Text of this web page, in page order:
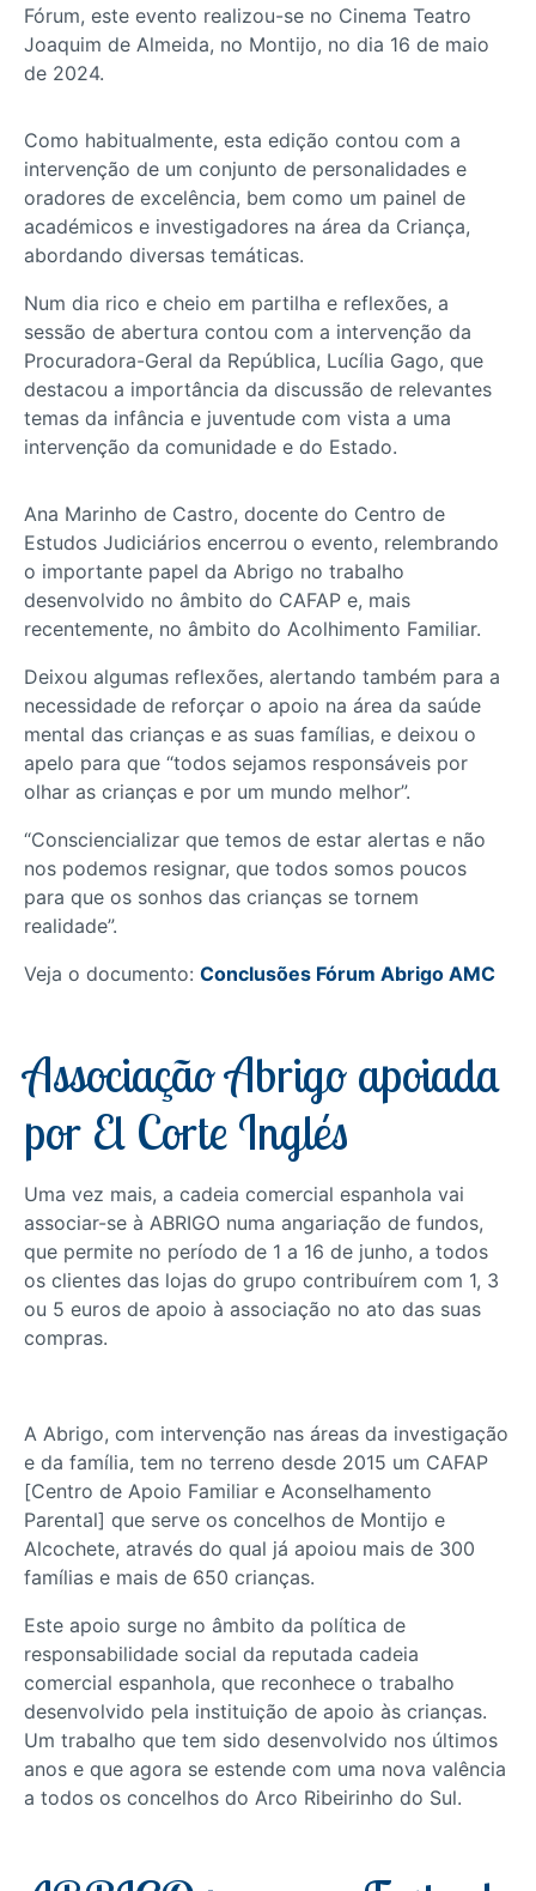
Fórum, este evento realizou-se no Cinema Teatro
Joaquim de Almeida, no Montijo, no dia 16 de maio
de 2024.
Como habitualmente, esta edição contou com a
intervenção de um conjunto de personalidades e
oradores de excelência, bem como um painel de
académicos e investigadores na área da Criança,
abordando diversas temáticas.
Num dia rico e cheio em partilha e reflexões, a
sessão de abertura contou com a intervenção da
Procuradora-Geral da República, Lucília Gago, que
destacou a importância da discussão de relevantes
temas da infância e juventude com vista a uma
intervenção da comunidade e do Estado.
Ana Marinho de Castro, docente do Centro de
Estudos Judiciários encerrou o evento, relembrando
o importante papel da Abrigo no trabalho
desenvolvido no âmbito do CAFAP e, mais
recentemente, no âmbito do Acolhimento Familiar.
Deixou algumas reflexões, alertando também para a
necessidade de reforçar o apoio na área da saúde
mental das crianças e as suas famílias, e deixou o
apelo para que “todos sejamos responsáveis por
olhar as crianças e por um mundo melhor”.
“Consciencializar que temos de estar alertas e não
nos podemos resignar, que todos somos poucos
para que os sonhos das crianças se tornem
realidade”.
Veja o documento: Conclusões Fórum Abrigo AMC
Associação Abrigo apoiada
por El Corte Inglés
Uma vez mais, a cadeia comercial espanhola vai
associar-se à ABRIGO numa angariação de fundos,
que permite no período de 1 a 16 de junho, a todos
os clientes das lojas do grupo contribuírem com 1, 3
ou 5 euros de apoio à associação no ato das suas
compras.
A Abrigo, com intervenção nas áreas da investigação
e da família, tem no terreno desde 2015 um CAFAP
[Centro de Apoio Familiar e Aconselhamento
Parental] que serve os concelhos de Montijo e
Alcochete, através do qual já apoiou mais de 300
famílias e mais de 650 crianças.
Este apoio surge no âmbito da política de
responsabilidade social da reputada cadeia
comercial espanhola, que reconhece o trabalho
desenvolvido pela instituição de apoio às crianças.
Um trabalho que tem sido desenvolvido nos últimos
anos e que agora se estende com uma nova valência
a todos os concelhos do Arco Ribeirinho do Sul.